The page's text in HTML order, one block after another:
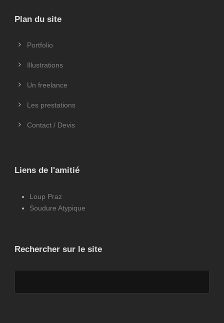
Plan du site
Portfolio
Illustrations
Un freelance
Les prestations
Contact / Devis
Liens de l'amitié
Loup Praz
Soudure Atypique
Rechercher sur le site